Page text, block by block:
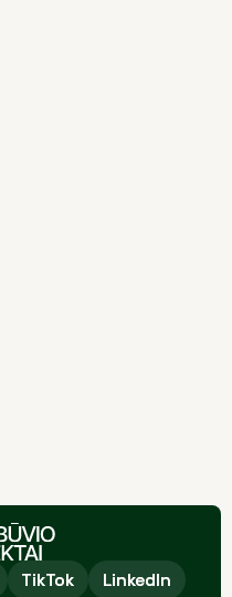
TikTok
TikTok LinkedIn
LinkedIn